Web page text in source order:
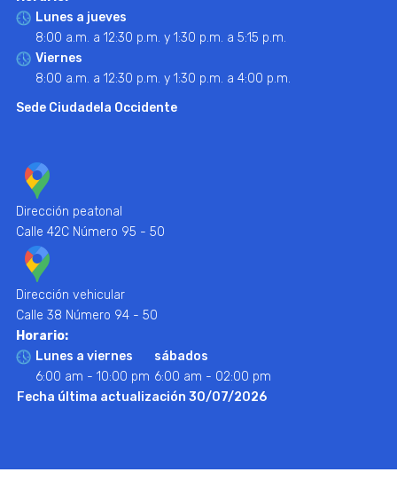
Lunes a jueves
8:00 a.m. a 12:30 p.m. y 1:30 p.m. a 5:15 p.m.
Viernes
8:00 a.m. a 12:30 p.m. y 1:30 p.m. a 4:00 p.m.
Sede Ciudadela Occidente
Dirección peatonal
Calle 42C Número 95 - 50
Dirección vehicular
Calle 38 Número 94 - 50
Horario:
Lunes a viernes
6:00 am - 10:00 pm
sábados
6:00 am - 02:00 pm
Fecha última actualización 30/07/2026